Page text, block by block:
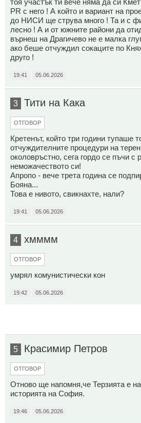
PR с него ! А който и вариант на
до НИСИ ще струва много ! Та и с
лесно ! А и от южните райони да
върнеш на Драгичево не е малка
ако беше отчуждил сокаците по
друго !
19:41 05.06.2026
3 Тити на Кака
ОТГОВОР
Кретенът, който три години тупаше
отчуждителните процедури на
околовръстно, сега гордо се пъчи с
неможачеството си!
Апропо - вече трета година се
Бояна...
Това е нивото, свикнахте, нали?
19:41 05.06.2026
4 хмммм
ОТГОВОР
умрял комунистически кон
19:42 05.06.2026
5 Красимир Петров
ОТГОВОР
Отново ще напомня,че Терзията е
историята на София.
19:46 05.06.2026